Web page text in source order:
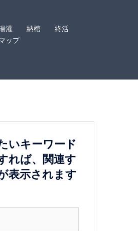
灌 納棺
終活
ップ
いキーワード
れば、関連す
表示されます